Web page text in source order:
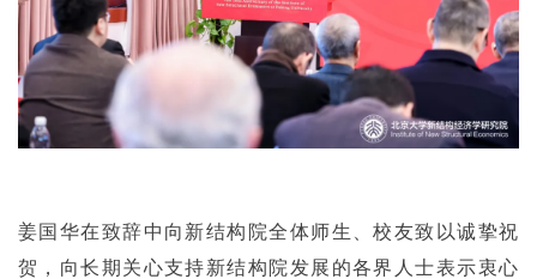
姜国华在致辞中向新结构院全体师生、校友致以诚挚祝
贺，向长期关心支持新结构院发展的各界人士表示衷心